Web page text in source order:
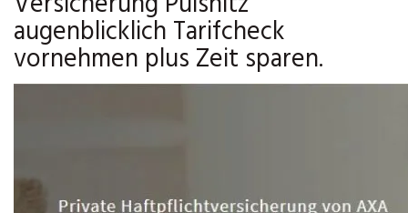
augenblicklich Tarifcheck
vornehmen plus Zeit sparen.